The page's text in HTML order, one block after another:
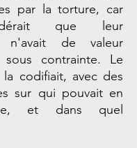
par la torture, car
que leur
n'avait de valeur
sous contrainte. Le
codifiait, avec des
sur qui pouvait en
et dans quel